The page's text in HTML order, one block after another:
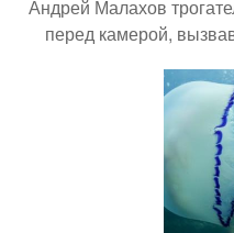
Андрей Малахов
перед камерой,